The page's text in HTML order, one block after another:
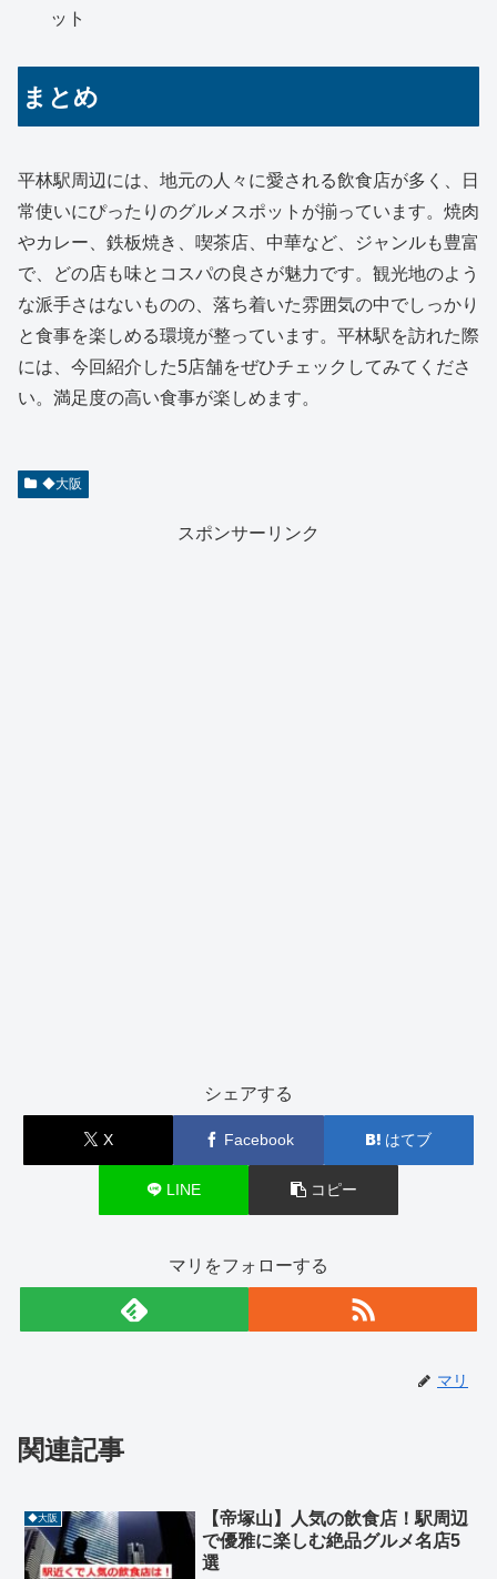
ット
まとめ
平林駅周辺には、地元の人々に愛される飲食店が多く、日
常使いにぴったりのグルメスポットが揃っています。焼肉
やカレー、鉄板焼き、喫茶店、中華など、ジャンルも豊富
で、どの店も味とコスパの良さが魅力です。観光地のよう
な派手さはないものの、落ち着いた雰囲気の中でしっかり
と食事を楽しめる環境が整っています。平林駅を訪れた際
には、今回紹介した5店舗をぜひチェックしてみてくださ
い。満足度の高い食事が楽しめます。
◆大阪
スポンサーリンク
シェアする
X Facebook はてブ
LINE コピー
マリをフォローする
マリ
関連記事
◆大阪
【帝塚山】人気の飲食店！駅周辺
で優雅に楽しむ絶品グルメ名店5
選